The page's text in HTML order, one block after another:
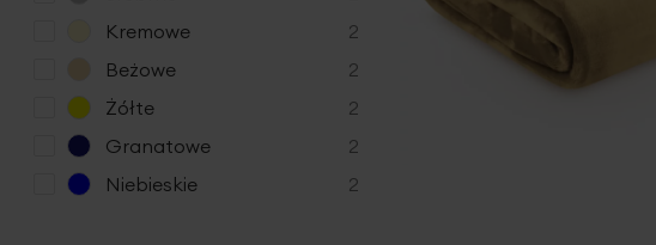
r
d
u
k
y
Kremowe 2
p
r
d
u
k
Beżowe 2
p
r
d
u
Żółte 2
p
r
d
Granatowe 2
p
r Niebieskie 2
p